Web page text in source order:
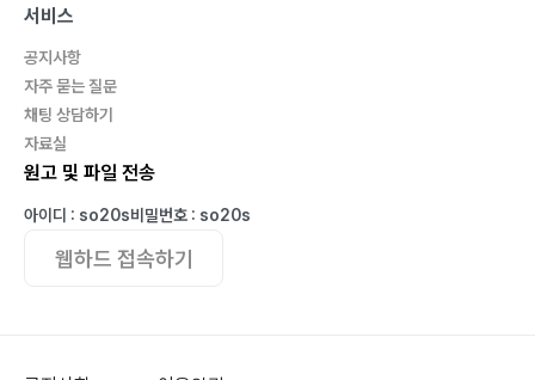
서비스
공지사항
자주 묻는 질문
채팅 상담하기
자료실
원고 및 파일 전송
아이디 : so20s비밀번호 : so20s
웹하드 접속하기